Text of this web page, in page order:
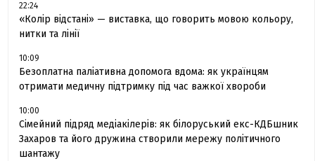
22:24
«Колір відстані» — виставка, що говорить мовою кольору,
нитки та лінії
10:09
Безоплатна паліативна допомога вдома: як українцям
отримати медичну підтримку під час важкої хвороби
10:00
Сімейний підряд медіакілерів: як білоруський екс-КДБшник
Захаров та його дружина створили мережу політичного
шантажу